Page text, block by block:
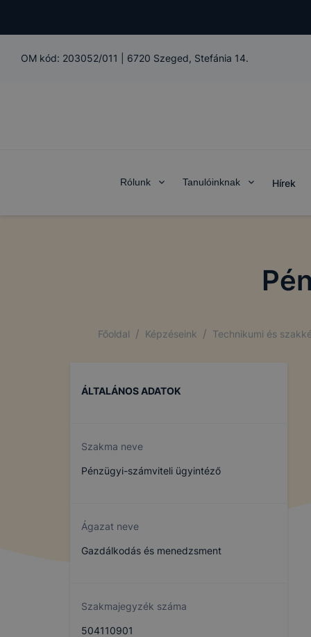
OM kód: 203052/011 6720 Szeged, Stefánia 14.
Rólunk Tanulóinknak Hírek
Főoldal / Képzéseink / Technikumi és
ÁLTALÁNOS ADATOK
Szakma neve
Pénzügyi-számviteli ügyintéző
Ágazat neve
Gazdálkodás és menedzsment
Szakmajegyzék száma
504110901